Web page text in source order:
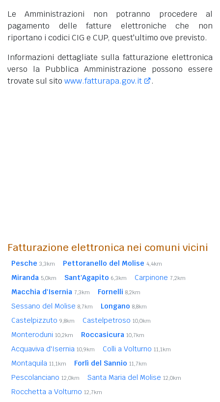
Le Amministrazioni non potranno procedere al
pagamento delle fatture elettroniche che non
riportano i codici CIG e CUP, quest'ultimo ove previsto.
Informazioni dettagliate sulla fatturazione elettronica
verso la Pubblica Amministrazione possono essere
trovate sul sito www.fatturapa.gov.it .
Fatturazione elettronica nei comuni vicini
Pesche 3,3km Pettoranello del Molise 4,4km
Miranda 5,0km Sant'Agapito 6,3km Carpinone 7,2km
Macchia d'Isernia 7,3km Fornelli 8,2km
Sessano del Molise 8,7km Longano 8,8km
Castelpizzuto 9,8km Castelpetroso 10,0km
Monteroduni 10,2km Roccasicura 10,7km
Acquaviva d'Isernia 10,9km Colli a Volturno 11,1km
Montaquila 11,1km Forlì del Sannio 11,7km
Pescolanciano 12,0km Santa Maria del Molise 12,0km
Rocchetta a Volturno 12,7km